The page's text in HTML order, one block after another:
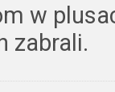
w
zabrali.